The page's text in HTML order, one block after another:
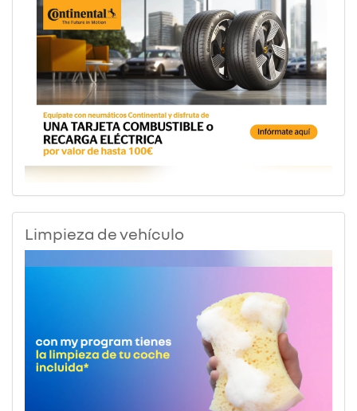
Limpieza de vehículo